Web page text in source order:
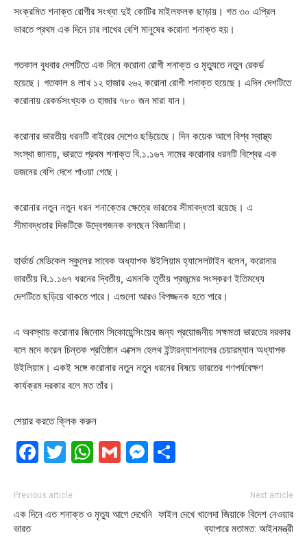
সংক্রমিত শনাক্ত রোগীর সংখ্যা দুই কোটির মাইলফলক ছাড়ায়। গত ৩০ এপ্রিল
ভারতে প্রথম এক দিনে চার লাখের বেশি মানুষের করোনা শনাক্ত হয়।
গতকাল বুধবার দেশটিতে এক দিনে করোনা রোগী শনাক্ত ও মৃত্যুতে নতুন রেকর্ড
হয়েছে। গতকাল ৪ লাখ ১২ হাজার ২৬২ করোনা রোগী শনাক্ত হয়েছে। এদিন দেশটিতে
করোনায় রেকর্ডসংখ্যক ৩ হাজার ৭৮০ জন মারা যান।
করোনার ভারতীয় ধরনটি বাইরের দেশেও ছড়িয়েছে। দিন কয়েক আগে বিশ্ব স্বাস্থ্য
সংস্থা জানায়, ভারতে প্রথম শনাক্ত বি.১.১৬৭ নামের করোনার ধরনটি বিশ্বের এক
ডজনের বেশি দেশে পাওয়া গেছে।
করোনার নতুন নতুন ধরন শনাক্তের ক্ষেত্রে ভারতের সীমাবদ্ধতা রয়েছে। এ
সীমাবদ্ধতার দিকটিকে উদ্বেগজনক বলছেন বিজ্ঞানীরা।
হার্ভার্ড মেডিকেল স্কুলের সাবেক অধ্যাপক উইলিয়াম হ্যাসেলটাইন বলেন, করোনার
ভারতীয় বি.১.১৬৭ ধরনের দ্বিতীয়, এমনকি তৃতীয় প্রজন্মের সংস্করণ ইতিমধ্যে
দেশটিতে ছড়িয়ে থাকতে পারে। এগুলো আরও বিপজ্জনক হতে পারে।
এ অবস্থায় করোনার জিনোম সিকোয়েন্সিংয়ের জন্য প্রয়োজনীয় সক্ষমতা ভারতের দরকার
বলে মনে করেন চিন্তক প্রতিষ্ঠান এক্সেস হেলথ ইন্টারন্যাশনালের চেয়ারম্যান অধ্যাপক
উইলিয়াম। একই সঙ্গে করোনার নতুন নতুন ধরনের বিষয়ে ভারতের গণপর্যবেক্ষণ
কার্যক্রম দরকার বলে মত তাঁর।
শেয়ার করতে ক্লিক করুন
Facebook
Twitter
WhatsApp
GmailMessenger
Previous article
এক দিনে এত শনাক্ত ও মৃত্যু আগে দেখেনি
ভারত
Next article
ফাইল দেখে খালেদা জিয়াকে বিদেশ নেওয়ার
ব্যাপারে মতামত: আইনমন্ত্রী